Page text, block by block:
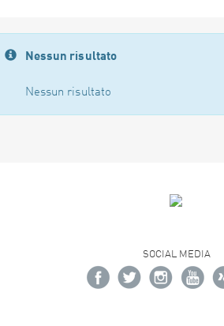
Nessun risultato
Nessun risultato
SOCIAL MEDIA